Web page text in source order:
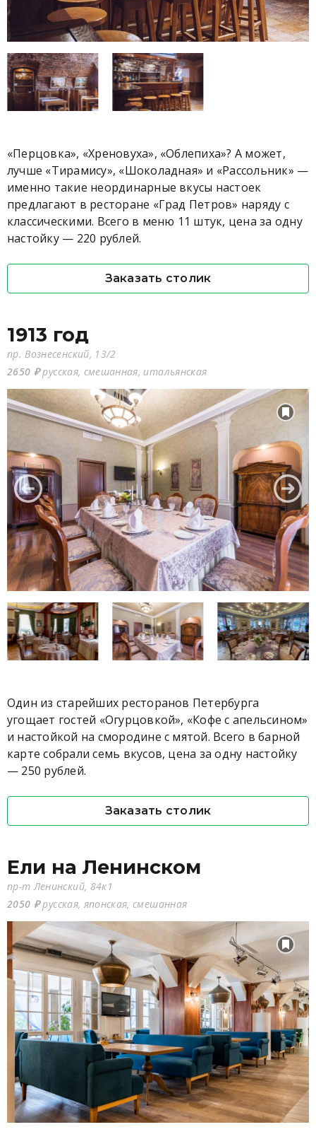
«Перцовка», «Хреновуха», «Облепиха»? А может,
лучше «Тирамису», «Шоколадная» и «Рассольник» —
именно такие неординарные вкусы настоек
предлагают в ресторане «Град Петров» наряду с
классическими. Всего в меню 11 штук, цена за одну
настойку — 220 рублей.
Заказать столик
1913 год
пр. Вознесенский, 13/2
2650 ₽русская, смешанная, итальянская
Один из старейших ресторанов Петербурга
угощает гостей «Огурцовкой», «Кофе с апельсином»
и настойкой на смородине с мятой. Всего в барной
карте собрали семь вкусов, цена за одну настойку
— 250 рублей.
Заказать столик
Ели на Ленинском
пр-т Ленинский, 84к1
2050 ₽русская, японская, смешанная